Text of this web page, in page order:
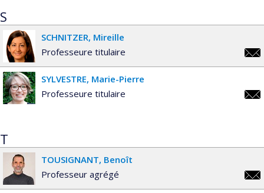
S
SCHNITZER Mireille
Professeure titulaire
SYLVESTRE Marie-Pierre
Professeure titulaire
T
TOUSIGNANT Benoît
Professeur agrégé